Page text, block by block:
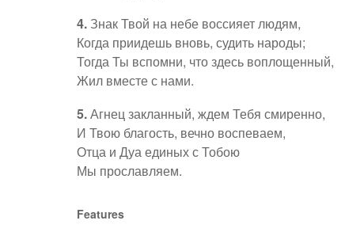
4. Знак Твой на небе воссияет людям,
Когда приидешь вновь, судить народы;
Тогда Ты вспомни, что здесь воплощенный,
Жил вместе с нами.
5.Агнец закланный, ждем Тебя смиренно,
И Твою благость, вечно воспеваем,
Отца и Дуа единых с Тобою
Мы прославляем.
Features